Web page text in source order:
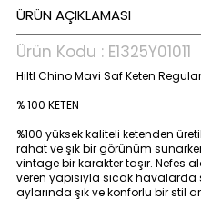
ÜRÜN AÇIKLAMASI
Ürün Kodu : E1325Y01011
Hiltl Chino Mavi Saf Keten
% 100 KETEN
%100 yüksek kaliteli ketenden
rahat ve şık bir görünüm
vintage bir karakter taşır. Nefes
veren yapısıyla sıcak
aylarında şık ve konforlu bir stil